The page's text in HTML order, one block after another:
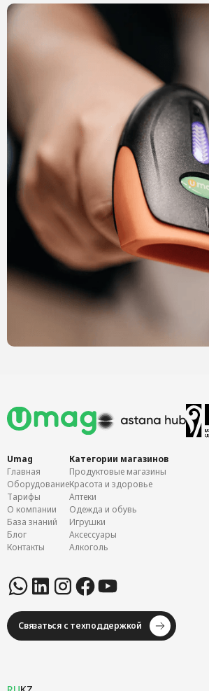
Umag
Главная
Оборудование
Тарифы
О компании
База знаний
Блог
Контакты
Категории магазинов
Продуктовые магазины
Красота и здоровье
Аптеки
Одежда и обувь
Игрушки
Аксессуары
Алкоголь
Связаться с техподдержкой